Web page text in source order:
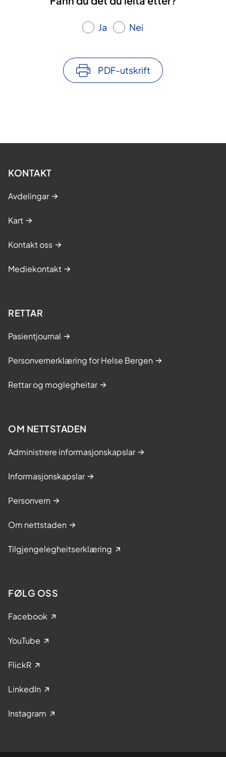
Ja Nei
PDF-utskrift
KONTAKT
Avdelingar
Kart
Kontakt oss
Mediekontakt
RETTAR
Pasientjournal
Personvernerklæring for Helse Bergen
Rettar og moglegheitar
OM NETTSTADEN
Administrere informasjonskapslar
Informasjonskapslar
Personvern
Om nettstaden
Tilgjengelegheitserklæring
FØLG OSS
Facebook
YouTube
FlickR
LinkedIn
Instagram